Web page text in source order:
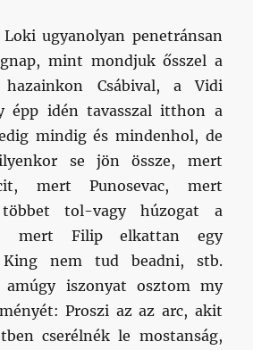
ugyanolyan penetránsan
mint mondjuk ősszel a
Csábival, a Vidi
épp idén tavasszal itthon a
mindig és mindenhol, de
se jön össze, mert
mert Punosevac, mert
tol-vagy húzogat a
mert Filip elkattan egy
nem tud beadni, stb.
amúgy iszonyat osztom my
Proszi az az arc, akit
cserélnék le mostanság,